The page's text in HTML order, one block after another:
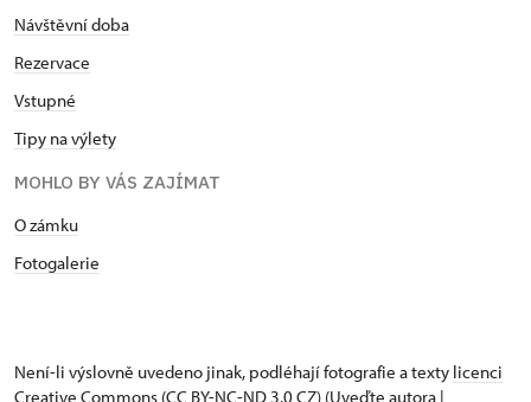
Návštěvní doba
Rezervace
Vstupné
Tipy na výlety
MOHLO BY VÁS ZAJÍMAT
O zámku
Fotogalerie
Není-li výslovně uvedeno jinak, podléhají fotografie a texty licenci
Creative Commons (CC BY-NC-ND 3.0 CZ) (Uveďte autora |